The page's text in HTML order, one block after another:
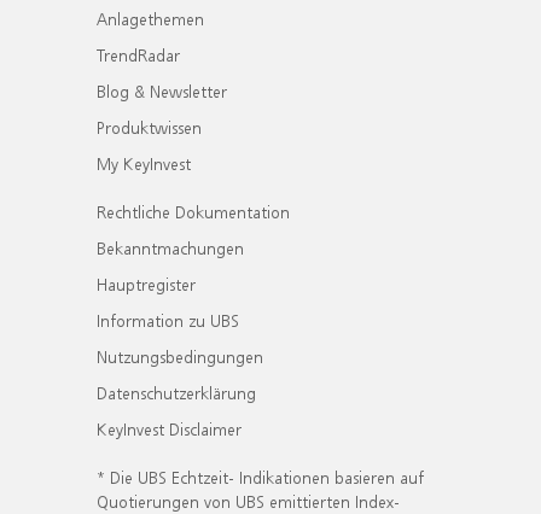
Anlagethemen
TrendRadar
Blog & Newsletter
Produktwissen
My KeyInvest
Rechtliche Dokumentation
Bekanntmachungen
Hauptregister
Information zu UBS
Nutzungsbedingungen
Datenschutzerklärung
KeyInvest Disclaimer
* Die UBS Echtzeit- Indikationen basieren auf
Quotierungen von UBS emittierten Index-